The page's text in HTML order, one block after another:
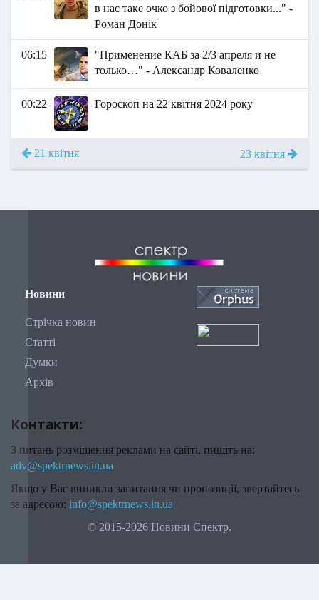
в нас таке очко з бойової підготовки..." -
Роман Донік
06:15
"Применение КАБ за 2/3 апреля и не
только…" - Александр Коваленко
00:22 Гороскоп на 22 квітня 2024 року
21 квітня 23 квітня
Новини
Стрічка новин
Статті
Думки
Архів
Контакти:
З питань розміщення реклами на сайті, пишіть на:
adv@spektrnews.in.ua
Якщо у Вас виникли запитання чи пропозиції, звертайтесь
за адресою: info@spektrnews.in.ua
© 2015-2026 Новини Спектр.